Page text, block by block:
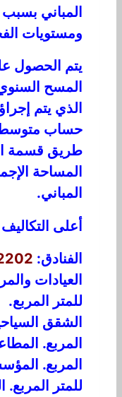
المباني بسبب
ومستويات
يتم الحصول
المسح
الذي يتم
حساب متوسط
طريق قسمة
المساحة
المباني.
أعلى
الفنادق:
العيادات
للمتر المربع.
الشقق
المربع.
المربع.
للمتر المربع.